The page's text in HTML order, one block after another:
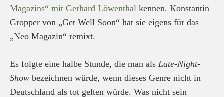
Magazins“ mit Gerhard Löwenthal kennen. Konstantin
Gropper von „Get Well Soon“ hat sie eigens für das
„Neo Magazin“ remixt.
Es folgte eine halbe Stunde, die man als Late-Night-
Show bezeichnen würde, wenn dieses Genre nicht in
Deutschland als tot gelten würde. Was nicht sein